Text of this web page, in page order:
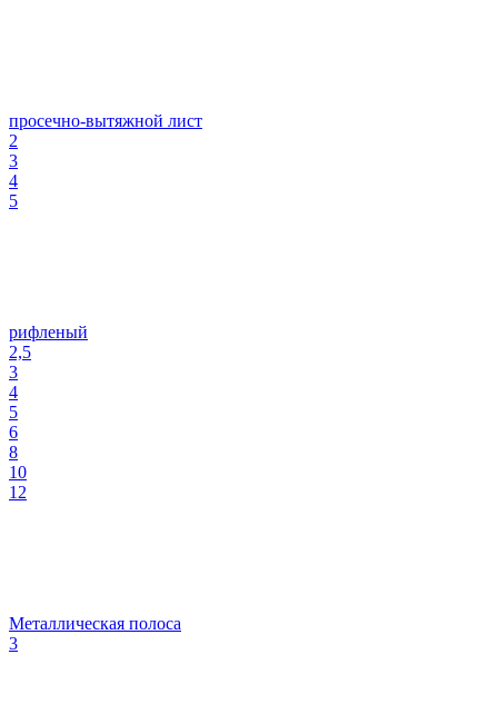
просечно-вытяжной лист
2
3
4
5
рифленый
2,5
3
4
5
6
8
10
12
Металлическая полоса
3